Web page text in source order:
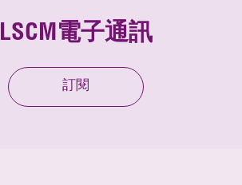
LSCM電子通訊
訂閱